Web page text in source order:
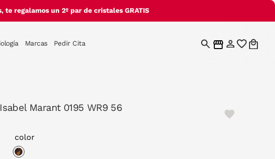
regalamos un 2º par de cristales GRATIS
Marcas Pedir Cita
Isabel Marant 0195 WR9 56
color